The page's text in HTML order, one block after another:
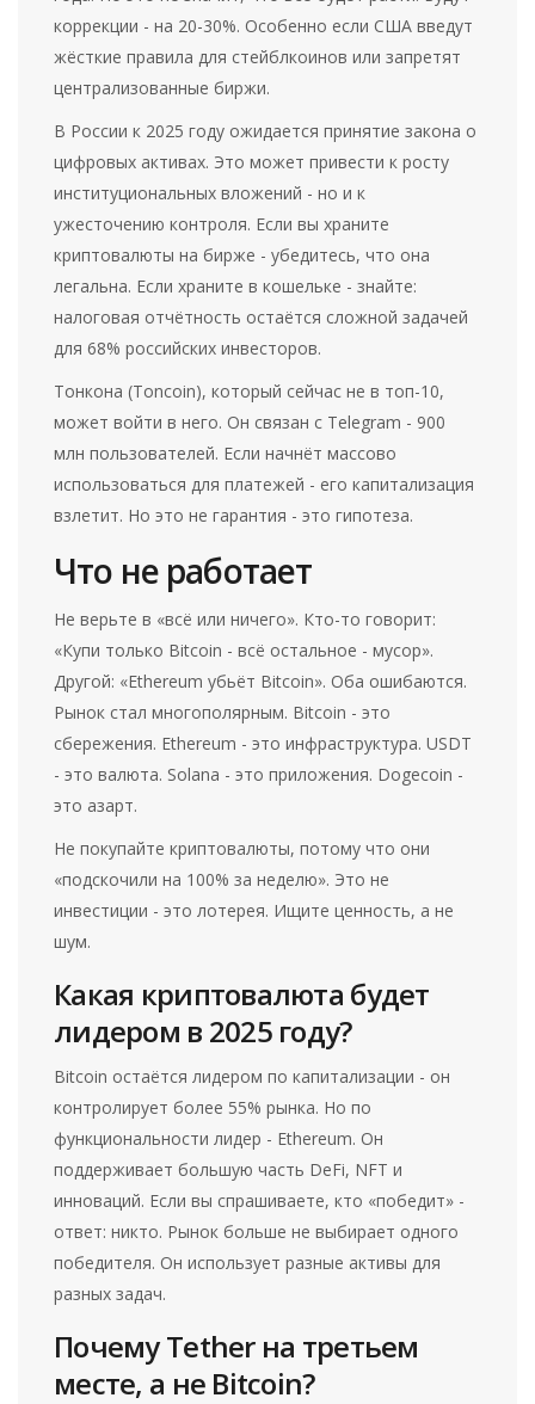
коррекции - на 20-30%. Особенно если США введут
жёсткие правила для стейблкоинов или запретят
централизованные биржи.
В России к 2025 году ожидается принятие закона о
цифровых активах. Это может привести к росту
институциональных вложений - но и к
ужесточению контроля. Если вы храните
криптовалюты на бирже - убедитесь, что она
легальна. Если храните в кошельке - знайте:
налоговая отчётность остаётся сложной задачей
для 68% российских инвесторов.
Тонкона (Toncoin), который сейчас не в топ-10,
может войти в него. Он связан с Telegram - 900
млн пользователей. Если начнёт массово
использоваться для платежей - его капитализация
взлетит. Но это не гарантия - это гипотеза.
Что не работает
Не верьте в «всё или ничего». Кто-то говорит:
«Купи только Bitcoin - всё остальное - мусор».
Другой: «Ethereum убьёт Bitcoin». Оба ошибаются.
Рынок стал многополярным. Bitcoin - это
сбережения. Ethereum - это инфраструктура. USDT
- это валюта. Solana - это приложения. Dogecoin -
это азарт.
Не покупайте криптовалюты, потому что они
«подскочили на 100% за неделю». Это не
инвестиции - это лотерея. Ищите ценность, а не
шум.
Какая криптовалюта будет
лидером в 2025 году?
Bitcoin остаётся лидером по капитализации - он
контролирует более 55% рынка. Но по
функциональности лидер - Ethereum. Он
поддерживает большую часть DeFi, NFT и
инноваций. Если вы спрашиваете, кто «победит» -
ответ: никто. Рынок больше не выбирает одного
победителя. Он использует разные активы для
разных задач.
Почему Tether на третьем
месте, а не Bitcoin?